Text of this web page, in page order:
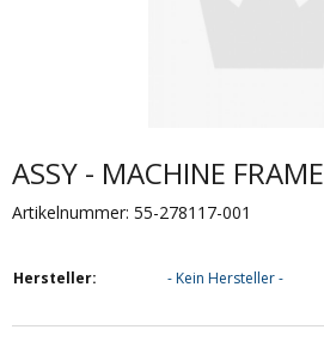
ASSY - MACHINE FRAME
Artikelnummer: 55-278117-001
Hersteller: - Kein Hersteller -